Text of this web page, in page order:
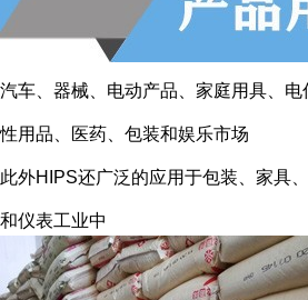
汽车、器械、电动产品、家庭用具、
性用品、医药、包装和娱乐市场
此外HIPS还广泛的应用于包装、家具
和仪表工业中